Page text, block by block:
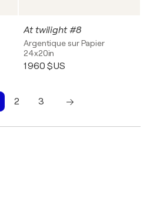
At twilight #8
Argentique sur Papier
24x20in
1 960 $US
2
3